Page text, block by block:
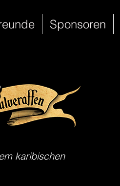
Sponsoren
karibischen